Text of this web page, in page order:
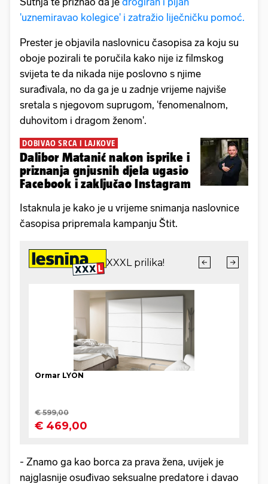
'uznemiravao kolegice' i zatražio liječničku pomoć.
Prester je objavila naslovnicu časopisa za koju su
oboje pozirali te poručila kako nije iz filmskog
svijeta te da nikada nije poslovno s njime
surađivala, no da ga je u zadnje vrijeme najviše
sretala s njegovom suprugom, 'fenomenalnom,
duhovitom i dragom ženom'.
DOBIVAO SRCA I LAJKOVE
Dalibor Matanić nakon isprike i
priznanja gnjusnih djela ugasio
Facebook i zaključao Instagram
Istaknula je kako je u vrijeme snimanja naslovnice
časopisa pripremala kampanju Štit.
- Znamo ga kao borca za prava žena, uvijek je
najglasnije osuđivao seksualne predatore i davao